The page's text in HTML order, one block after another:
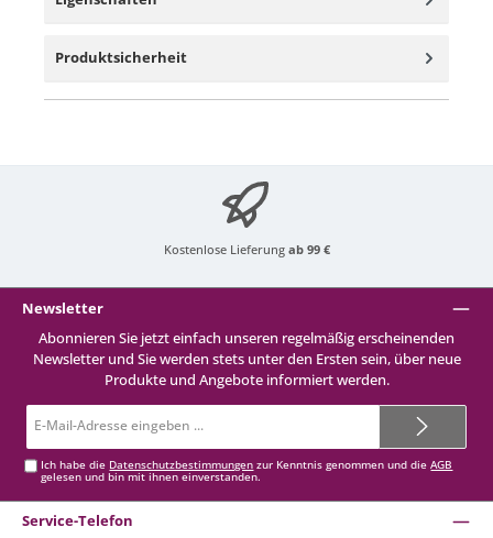
Produktsicherheit
Kostenlose Lieferung ab 99 €
Newsletter
Abonnieren Sie jetzt einfach unseren regelmäßig erscheinenden
Newsletter und Sie werden stets unter den Ersten sein, über neue
Produkte und Angebote informiert werden.
Mail-
Ich habe die Datenschutzbestimmungen zur Kenntnis genommen und dieAGB
gelesen und bin mit ihnen einverstanden.
Service-Telefon